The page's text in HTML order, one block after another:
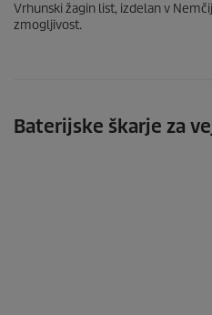
Vrhunski žagin list, izdelan v
zmogljivost.
Baterijske škarje za